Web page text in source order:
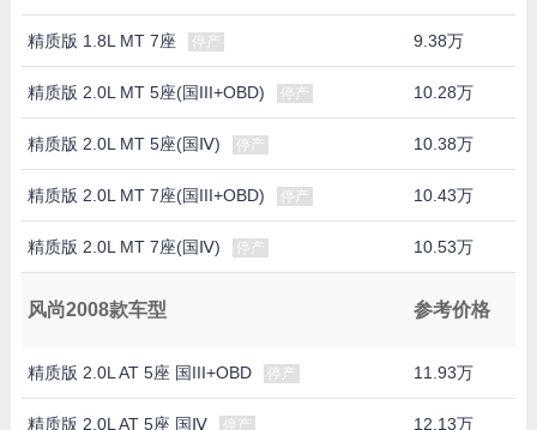
精质版 1.8L MT 7座 停产 9.38万
精质版 2.0L MT 5座(国III+OBD) 停产 10.28万
精质版 2.0L MT 5座(国Ⅳ) 停产 10.38万
精质版 2.0L MT 7座(国III+OBD) 停产 10.43万
精质版 2.0L MT 7座(国Ⅳ) 停产 10.53万
风尚2008款车型 参考价格
精质版 2.0L AT 5座 国III+OBD 停产 11.93万
精质版 2.0L AT 5座 国Ⅳ 停产 12.13万